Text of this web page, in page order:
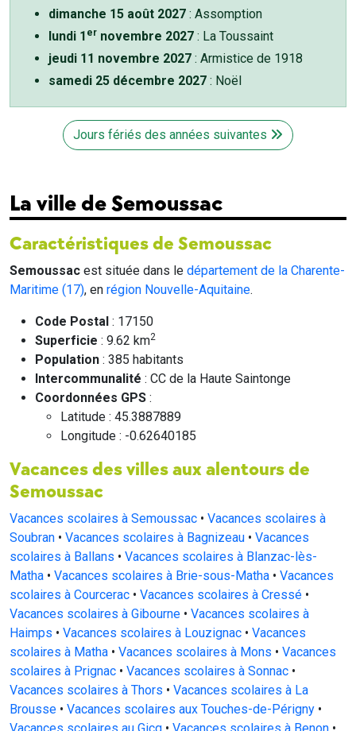
dimanche 15 août 2027 : Assomption
lundi 1 er novembre 2027 : La Toussaint
jeudi 11 novembre 2027 : Armistice de 1918
samedi 25 décembre 2027 : Noël
Jours fériés des années suivantes
La ville de Semoussac
Caractéristiques de Semoussac
Semoussac est située dans le département de la Charente-
Maritime (17), en région Nouvelle-Aquitaine.
Code Postal : 17150
Superficie : 9.62 km2
Population : 385 habitants
Intercommunalité : CC de la Haute Saintonge
Coordonnées GPS :
Latitude : 45.3887889
Longitude : -0.62640185
Vacances des villes aux alentours de
Semoussac
Vacances scolaires à Semoussac • Vacances scolaires à
Soubran • Vacances scolaires à Bagnizeau • Vacances
scolaires à Ballans • Vacances scolaires à Blanzac-lès-
Matha • Vacances scolaires à Brie-sous-Matha • Vacances
scolaires à Courcerac • Vacances scolaires à Cressé •
Vacances scolaires à Gibourne • Vacances scolaires à
Haimps • Vacances scolaires à Louzignac • Vacances
scolaires à Matha • Vacances scolaires à Mons • Vacances
scolaires à Prignac • Vacances scolaires à Sonnac •
Vacances scolaires à Thors • Vacances scolaires à La
Brousse • Vacances scolaires aux Touches-de-Périgny •